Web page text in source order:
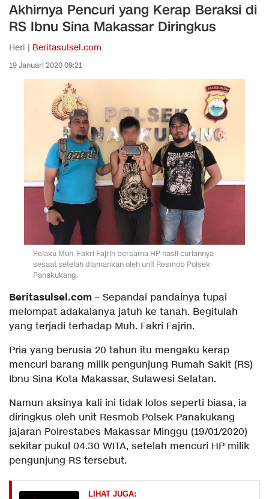
Akhirnya Pencuri yang Kerap Beraksi di
RS Ibnu Sina Makassar Diringkus
Heri | Beritasulsel.com
19 Januari 2020 09:21
Pelaku Muh. Fakri Fajrin bersama HP hasil curiannya
sesaat setelah diamankan oleh unit Resmob Polsek
Panakukang.
Beritasulsel.com – Sepandai pandainya tupai
melompat adakalanya jatuh ke tanah. Begitulah
yang terjadi terhadap Muh. Fakri Fajrin.
Pria yang berusia 20 tahun itu mengaku kerap
mencuri barang milik pengunjung Rumah Sakit (RS)
Ibnu Sina Kota Makassar, Sulawesi Selatan.
Namun aksinya kali ini tidak lolos seperti biasa, ia
diringkus oleh unit Resmob Polsek Panakukang
jajaran Polrestabes Makassar Minggu (19/01/2020)
sekitar pukul 04.30 WITA, setelah mencuri HP milik
pengunjung RS tersebut.
LIHAT JUGA: